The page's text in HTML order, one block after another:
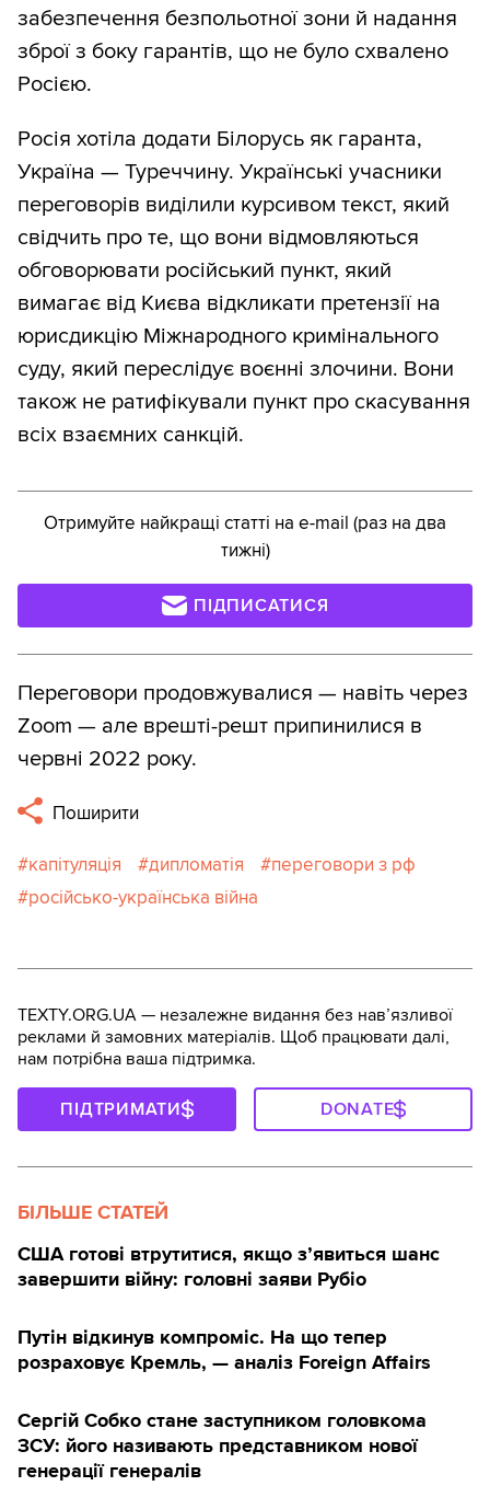
забезпечення безпольотної зони й надання
зброї з боку гарантів, що не було схвалено
Росією.
Росія хотіла додати Білорусь як гаранта,
Україна — Туреччину. Українські учасники
переговорів виділили курсивом текст, який
свідчить про те, що вони відмовляються
обговорювати російський пункт, який
вимагає від Києва відкликати претензії на
юрисдикцію Міжнародного кримінального
суду, який переслідує воєнні злочини. Вони
також не ратифікували пункт про скасування
всіх взаємних санкцій.
Отримуйте найкращі статті на e-mail (раз на два
тижні)
ПІДПИСАТИСЯ
Переговори продовжувалися — навіть через
Zoom — але врешті-решт припинилися в
червні 2022 року.
Поширити
капітуляція дипломатія
переговори з рф
російсько-українська війна
TEXTY.ORG.UA — незалежне видання без навʼязливої
реклами й замовних матеріалів. Щоб працювати далі,
нам потрібна ваша підтримка.
ПІДТРИМАТИ DONATE
БІЛЬШЕ СТАТЕЙ
США готові втрутитися, якщо з’явиться шанс
завершити війну: головні заяви Рубіо
Путін відкинув компроміс. На що тепер
розраховує Кремль, — аналіз Foreign Affairs
Сергій Собко стане заступником головкома
ЗСУ: його називають представником нової
генерації генералів